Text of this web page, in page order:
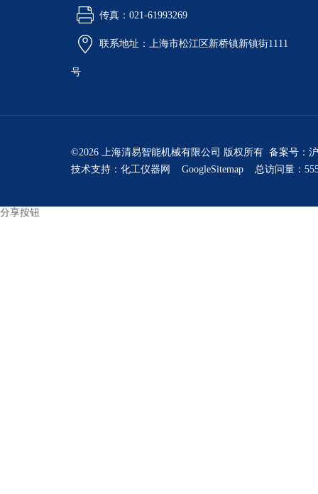
传真：021-61993269
联系地址：上海市松江区新桥镇新镇街1111
号
©2026 上海清易智能机械有限公司 版权所有 备案号：
技术支持： 化工仪器网 GoogleSitemap 总访问量：
分享按钮